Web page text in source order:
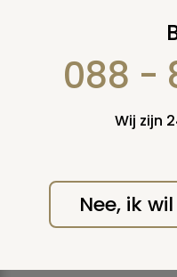
Huisdier
na
Ruim 93%
huisdier,
over na
088 -
Wij zijn
Nee, ik